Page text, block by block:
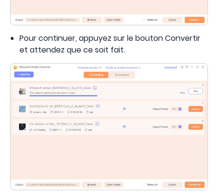
Pour continuer, appuyez sur le bouton Convertir
et attendez que ce soit fait.